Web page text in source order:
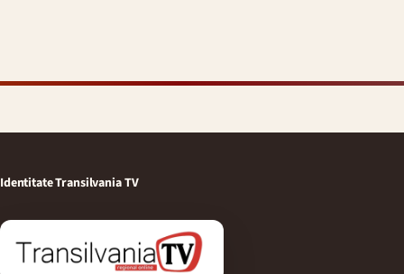
Identitate Transilvania TV